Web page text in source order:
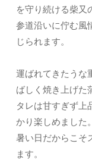
を守り続ける柴又
参道沿いに佇む風
じられます。
運ばれてきたうな
ばしく焼き上げた
タレは甘すぎず上
かり楽しめました。
暑い日だからこそ
ます。